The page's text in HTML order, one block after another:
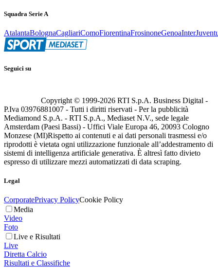
Squadra Serie A
AtalantaBolognaCagliariComoFiorentinaFrosinoneGenoaInter
Seguici su
Copyright © 1999-2026 RTI S.p.A. Business Digital -
P.Iva 03976881007 - Tutti i diritti riservati - Per la pubblicità
Mediamond S.p.A. - RTI S.p.A., Mediaset N.V., sede legale
Amsterdam (Paesi Bassi) - Uffici Viale Europa 46, 20093 Cologno
Monzese (MI)Rispetto ai contenuti e ai dati personali trasmessi e/o
riprodotti è vietata ogni utilizzazione funzionale all’addestramento di
sistemi di intelligenza artificiale generativa. È altresì fatto divieto
espresso di utilizzare mezzi automatizzati di data scraping.
Legal
CorporatePrivacy PolicyCookie Policy
Media
Video
Foto
Live e Risultati
Live
Diretta Calcio
Risultati e Classifiche